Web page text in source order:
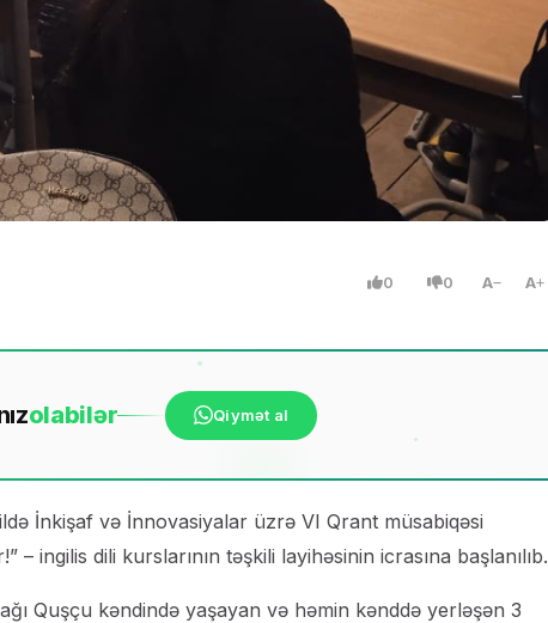
0 0 A A
olabilər Qiymət al
İnkişaf və İnnovasiyalar üzrə VI Qrant müsabiqəsi
ingilis dili kurslarının təşkili layihəsinin icrasına başlanılıb.
Quşçu kəndində yaşayan və həmin kənddə yerləşən 3